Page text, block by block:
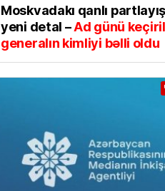
Moskvadakı qanlı
yeni detal –Ad günü
generalın kimliyi bəlli oldu